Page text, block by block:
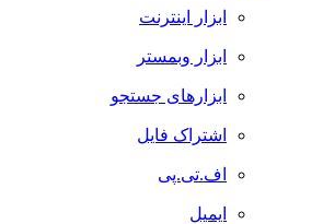
ابزار اینترنت
ابزار وبمستر
ابزارهای جستجو
اشتراک فایل
اف.تی.پی
ایمیل